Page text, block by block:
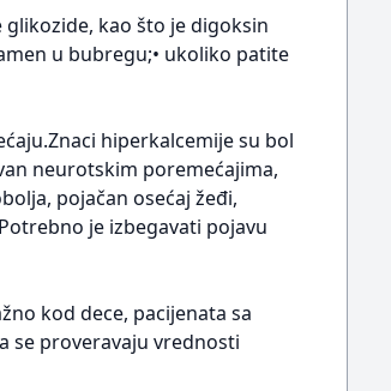
kao što je digoksin
u bubregu;• ukoliko patite
hiperkalcemije su bol
neurotskim poremećajima,
pojačan osećaj žeđi,
je izbegavati pojavu
kod dece, pacijenata sa
se proveravaju vrednosti